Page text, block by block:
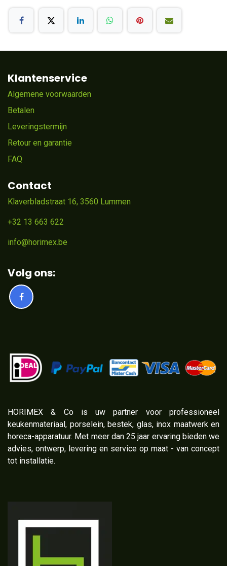
Klantenservice
Algemene voorwaarden
Betalen
Leveringstermijn
Retour en garantie
FAQ
Contact
Klaverbladstraat 16, 3560 Lummen
+32 13 663 622
info@horimex.be
Volg ons:
​HORIMEX & Co is uw partner voor professioneel
keukenmateriaal, porselein, bestek, glas, inox maatwerk en
horeca-apparatuur. Met meer dan 25 jaar ervaring bieden we
advies, ontwerp, levering en service op maat - van concept
tot installatie.